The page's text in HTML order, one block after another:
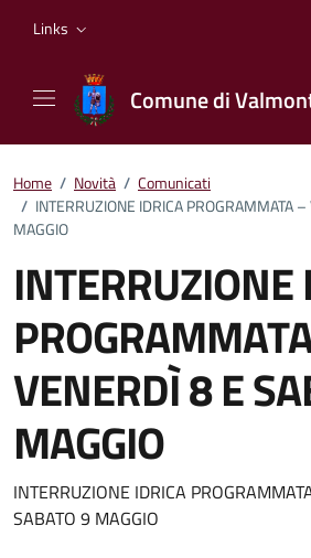
Links
Comune di
Home / Novità / Comunicati
/ INTERRUZIONE IDRICA PROGRAMMATA
MAGGIO
INTERRUZIONE
VENERDÌ 8 E
MAGGIO
Dettagli della
INTERRUZIONE IDRICA
SABATO 9 MAGGIO